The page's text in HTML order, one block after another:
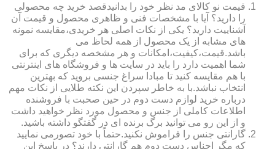
قیمت نو کالای مد نظر خود را بدانیدقصد خرید چه محصولی
را دارید؟ آیا با مشخصات فنی و ظاهری محصول و قیمت آن
آشناییت دارید؟ یکی از نکات اصلی هر خریدی،مقایسه نمونه
های مشابه از یک محصول از همه لحاظ می
باشد.قیمت،کیفیت،امکانات و هر مشخصه دیگری که برای
شما اهمیت دارد را باید در سایت ها و فروشگاه های اینترنتی
با هم مقایسه کنید تا مبادا سراغ جنسی بروید که بهترین
انتخاب نباشد.با به خاطر سپردن این نکته طلایی از نکات مهم
درباره خرید لوازم دست دوم در حین صحبت با فروشنده
اطلاعات کاملی از جنس و محصول مورد نظر خواهید داشت
و از این رو می توانید برگ برنده ای در گفتگو داشته باشید.
گارانتی جنس را فراموش نکنید.حتماً با خود تصورمی نمایید
که مگر اجناس دست دوم هم گارانتی دارند؟ در پاسخ این